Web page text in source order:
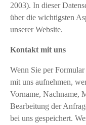
2003). In dieser
über die wichtigsten
unserer Website.
Kontakt mit uns
Wenn Sie per
mit uns aufnehmen,
Vorname, Nachname,
Bearbeitung der
bei uns gespeichert.